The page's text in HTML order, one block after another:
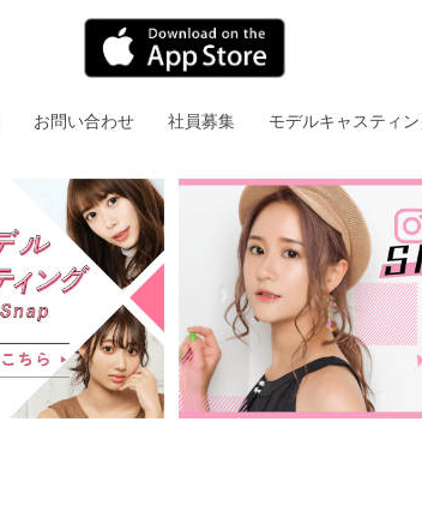
お問い合わせ 社員募集 モデルキャスティ